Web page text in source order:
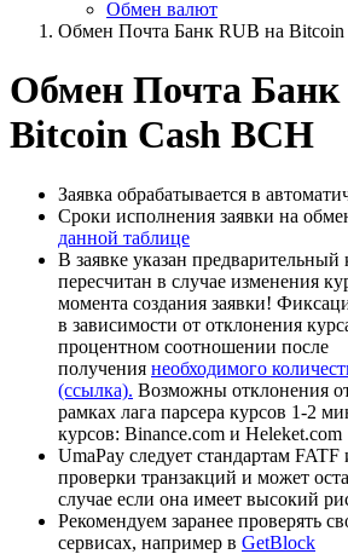
Обмен валют
Обмен Почта Банк RUB на Bitcoin
Обмен Почта Банк
Bitcoin Cash BCH
Заявка обрабатывается в
Сроки исполнения заявки на
данной таблице
В заявке указан
пересчитан в случае изменения
момента создания заявки!
в зависимости от отклонения
процентном соотношении после
получения необходимого
(ссылка). Возможны отклонения
рамках лага парсера курсов 1-2
курсов: Binance.com и Heleket.com
UmaPay следует стандартам
проверки транзакций и может
случае если она имеет высокий
Рекомендуем заранее проверять
сервисах, например в GetBlock